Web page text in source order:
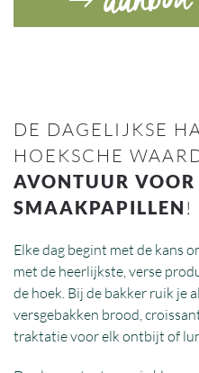
DE DAGELIJKSE
HOEKSCHE
AVONTUUR VOOR
SMAAKPAPILLEN !
Elke dag begint met de kans
met de heerlijkste, verse
de hoek. Bij de bakker ruik je
versgebakken brood,
traktatie voor elk ontbijt of